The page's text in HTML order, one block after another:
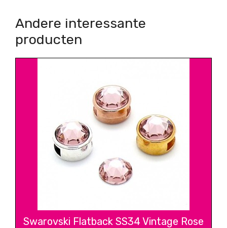
Andere interessante
producten
Swarovski Flatback SS34 Vintage Rose